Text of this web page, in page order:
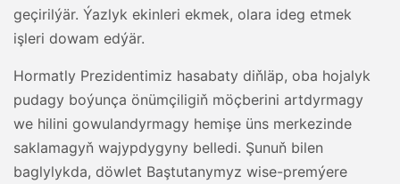
geçirilýär. Ýazlyk ekinleri ekmek, olara ideg etmek
işleri dowam edýär.
Hormatly Prezidentimiz hasabaty diňläp, oba hojalyk
pudagy boýunça önümçiligiň möçberini artdyrmagy
we hilini gowulandyrmagy hemişe üns merkezinde
saklamagyň wajypdygyny belledi. Şunuň bilen
baglylykda, döwlet Baştutanymyz wise-premýere